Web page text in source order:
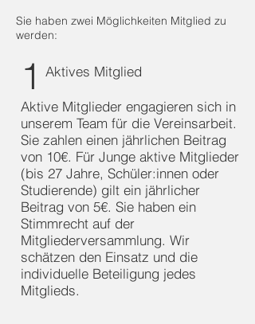
Sie haben zwei Möglichkeiten Mitglied zu
werden:
1 Aktives Mitglied
Aktive Mitglieder engagieren sich in
unserem Team für die Vereinsarbeit.
Sie zahlen einen jährlichen Beitrag
von 10€. Für Junge aktive Mitglieder
(bis 27 Jahre, Schüler:innen oder
Studierende) gilt ein jährlicher
Beitrag von 5€. Sie haben ein
Stimmrecht auf der
Mitgliederversammlung. Wir
schätzen den Einsatz und die
individuelle Beteiligung jedes
Mitglieds.